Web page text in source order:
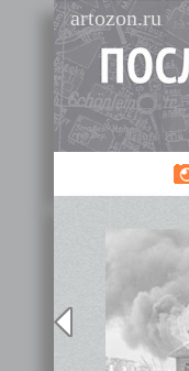
artozon.ru